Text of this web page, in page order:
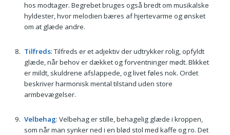
hos modtager. Begrebet bruges også bredt om musikalske
hyldester, hvor melodien bæres af hjertevarme og ønsket
om at glæde andre.
Tilfreds: Tilfreds er et adjektiv der udtrykker rolig, opfyldt
glæde, når behov er dækket og forventninger mødt. Blikket
er mildt, skuldrene afslappede, og livet føles nok. Ordet
beskriver harmonisk mental tilstand uden store
armbevægelser.
Velbehag: Velbehag er stille, behagelig glæde i kroppen,
som når man synker ned i en blød stol med kaffe og ro. Det